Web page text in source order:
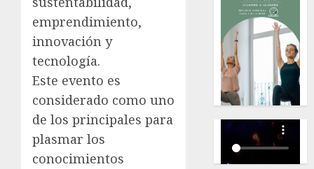
emprendimiento,
innovación y
tecnología.
Este evento es
considerado como uno
de los principales para
plasmar los
conocimientos